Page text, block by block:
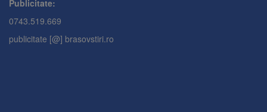
Publicitate:
0743.519.669
publicitate [@] brasovstiri.ro